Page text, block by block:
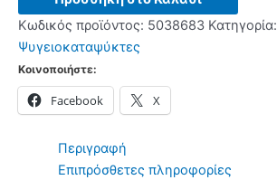
Platinum
δόσεις
ποσότητα
Κωδικός προϊόντος: 5038683 Κατηγορία:
Ψυγειοκαταψύκτες
Κοινοποιήστε:
Facebook X
Περιγραφή
Επιπρόσθετες πληροφορίες